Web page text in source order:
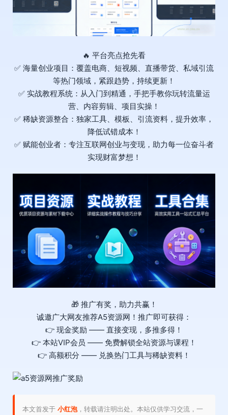
🔥 平台亮点抢先看
✅ 海量创业项目：覆盖电商、短视频、直播带货、私域引流
等热门领域，紧跟趋势，持续更新！
✅ 实战教程系统：从入门到精通，手把手教你玩转流量运
营、内容剪辑、项目实操！
✅ 稀缺资源整合：独家工具、模板、引流资料，提升效率，
降低试错成本！
✅ 赋能创业者：专注互联网创业与变现，助力每一位奋斗者
实现财富梦想！
🎁 推广有奖，助力共赢！
诚邀广大网友推荐A5资源网！推广即可获得：
👉 现金奖励 —— 直接变现，多推多得！
👉 本站VIP会员 —— 免费解锁全站资源与课程！
👉 高额积分 —— 兑换热门工具与稀缺资料！
本文首发于 小红泡，转载请注明出处。本站仅供学习交流，一